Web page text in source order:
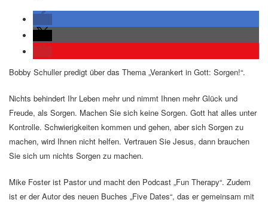
Bobby Schuller predigt über das Thema „Verankert in Gott: Sorgen!“.
Nichts behindert Ihr Leben mehr und nimmt Ihnen mehr Glück und
Freude, als Sorgen. Machen Sie sich keine Sorgen. Gott hat alles unter
Kontrolle. Schwierigkeiten kommen und gehen, aber sich Sorgen zu
machen, wird Ihnen nicht helfen. Vertrauen Sie Jesus, dann brauchen
Sie sich um nichts Sorgen zu machen.
Mike Foster ist Pastor und macht den Podcast „Fun Therapy“. Zudem
ist er der Autor des neuen Buches „Five Dates“, das er gemeinsam mit